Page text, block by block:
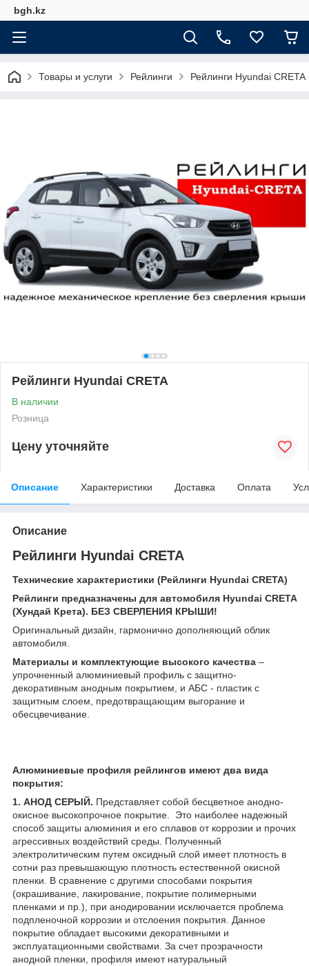
bgh.kz
Товары и услуги Рейлинги Рейлинги Hyundai CRETA
Рейлинги Hyundai CRETA
В наличии
Розница
Цену уточняйте
Описание Характеристики Доставка Оплата
Описание
Рейлинги Hyundai CRETA
Технические характеристики (Рейлинги Hyundai CRETA)
Рейлинги предназначены для автомобиля Hyundai CRETA
(Хундай Крета). БЕЗ СВЕРЛЕНИЯ КРЫШИ!
Оригинальный дизайн, гармонично дополняющий облик
автомобиля.
Материалы и комплектующие высокого качества –
упрочненный алюминиевый профиль с защитно-
декоративным анодным покрытием, и АБС - пластик с
защитным слоем, предотвращающим выгорание и
обесцвечивание.
Алюминиевые профиля рейлингов имеют два вида
покрытия:
1. АНОД СЕРЫЙ. Представляет собой бесцветное анодно-
окисное высокопрочное покрытие. Это наиболее надежный
способ защиты алюминия и его сплавов от коррозии и прочих
агрессивных воздействий среды. Полученный
электролитическим путем оксидный слой имеет плотность в
сотни раз превышающую плотность естественной окисной
пленки. В сравнение с другими способами покрытия
(окрашивание, лакирование, покрытие полимерными
пленками и пр.), при анодировании исключается проблема
подпленочной коррозии и отслоения покрытия. Данное
покрытие обладает высокими декоративными и
эксплуатационными свойствами. За счет прозрачности
анодной пленки, профиля имеют натуральный